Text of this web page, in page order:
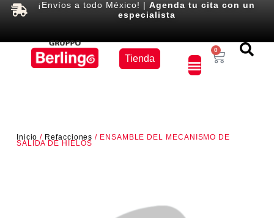
¡Envíos a todo México! |Agenda tu cita con un
especialista
Tienda
0
Inicio / Refacciones / ENSAMBLE DEL MECANISMO DE
SALIDA DE HIELOS